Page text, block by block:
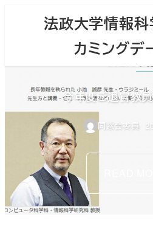
ン
法政大学情報科
カミングデ
今年度ご退官教
同窓会委員